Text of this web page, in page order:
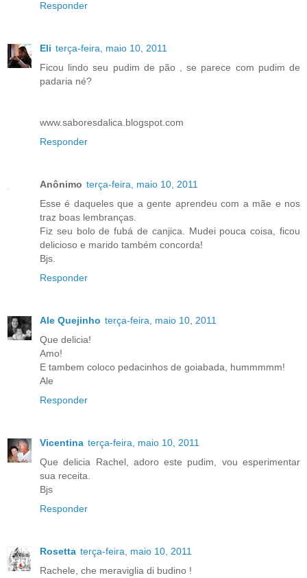
Responder
Eli terça-feira, maio 10, 2011
Ficou lindo seu pudim de pão , se parece com pudim de
padaria né?
www.saboresdalica.blogspot.com
Responder
Anônimo terça-feira, maio 10, 2011
Esse é daqueles que a gente aprendeu com a mãe e nos
traz boas lembranças.
Fiz seu bolo de fubá de canjica. Mudei pouca coisa, ficou
delicioso e marido também concorda!
Bjs.
Responder
Ale Quejinho terça-feira, maio 10, 2011
Que delicia!
Amo!
E tambem coloco pedacinhos de goiabada, hummmmm!
Ale
Responder
Vicentina terça-feira, maio 10, 2011
Que delicia Rachel, adoro este pudim, vou esperimentar
sua receita.
Bjs
Responder
Rosetta terça-feira, maio 10, 2011
Rachele, che meraviglia di budino !